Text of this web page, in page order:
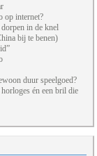
op internet?
in de knel
bij te benen)
duur speelgoed?
én een bril die